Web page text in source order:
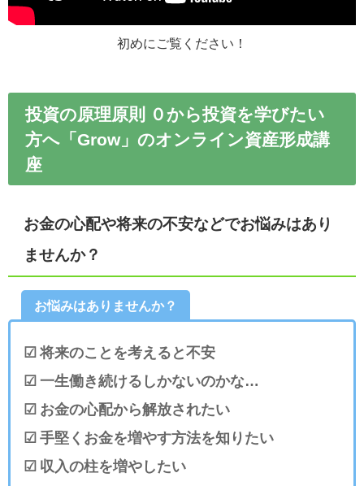
初めにご覧ください！
投資の原理原則 ０から投資を学びたい
方へ「Grow」のオンライン資産形成講
座
お金の心配や将来の不安などでお悩みはあり
ませんか？
お悩みはありませんか？
☑ 将来のことを考えると不安
☑ 一生働き続けるしかないのかな…
☑ お金の心配から解放されたい
☑ 手堅くお金を増やす方法を知りたい
☑ 収入の柱を増やしたい